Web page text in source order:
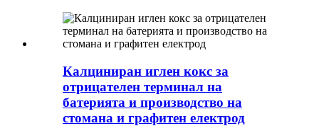
Калциниран иглен кокс за
отрицателен терминал на
батерията и производство на
стомана и графитен електрод